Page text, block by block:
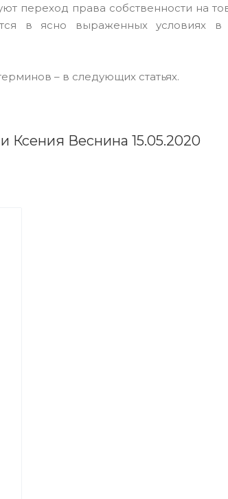
переход права собственности на
в ясно выраженных условиях
– в следующих статьях.
Ксения Веснина 15.05.2020